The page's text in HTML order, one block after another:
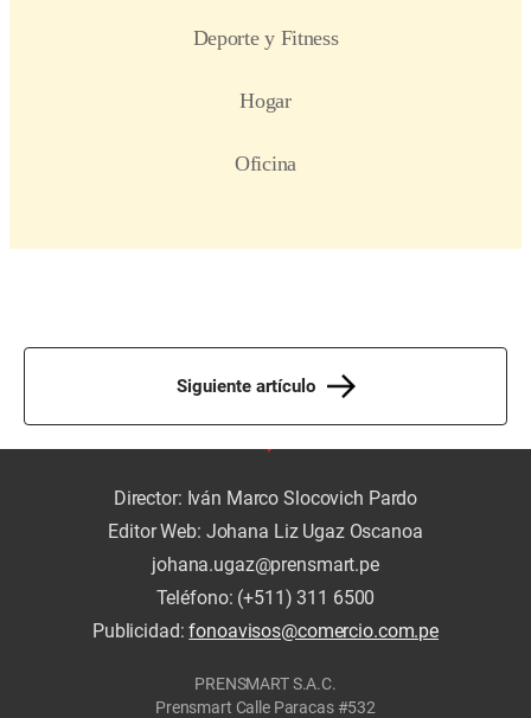
Siguiente artículo
Director: Iván Marco Slocovich Pardo
Editor Web: Johana Liz Ugaz Oscanoa
johana.ugaz@prensmart.pe
Teléfono: (+511) 311 6500
Publicidad:fonoavisos@comercio.com.pe
PRENSMART S.A.C.
Prensmart Calle Paracas #532